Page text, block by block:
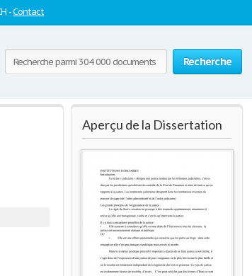
-Contact
Recherche
Aperçu de la Dissertation